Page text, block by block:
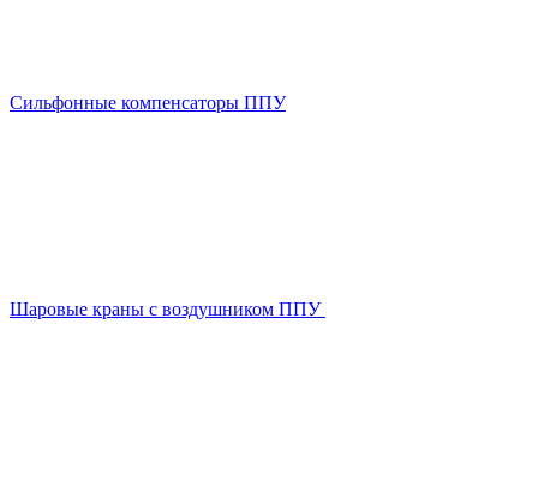
Сильфонные компенсаторы ППУ
Шаровые краны с воздушником ППУ